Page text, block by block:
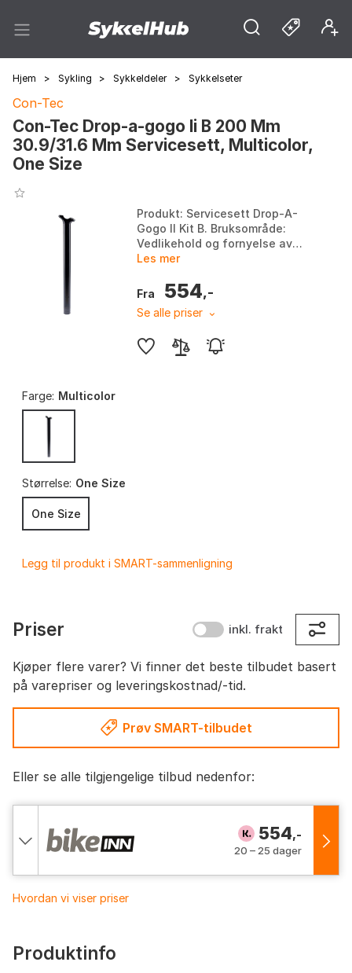
Hjem > Sykling > Sykkeldeler > Sykkelseter
Con-Tec
Con-Tec Drop-a-gogo Ii B 200 Mm
30.9/31.6 Mm Servicesett, Multicolor,
One Size
Produkt: Servicesett Drop-A-
Gogo II Kit B. Bruksområde:
Vedlikehold og fornyelse av
senkepinne Drop-A-Gogo II.
Innhold: Overrør og ti...
Les mer
Fra 554,-
Se alle priser
Farge: Multicolor
Størrelse: One Size
One Size
Legg til produkt i SMART-sammenligning
Priser inkl. frakt
Kjøper flere varer? Vi finner det beste tilbudet basert
på varepriser og leveringskostnad/-tid.
Prøv SMART-tilbudet
Eller se alle tilgjengelige tilbud nedenfor:
554,-
20 – 25 dager
Hvordan vi viser priser
Produktinfo